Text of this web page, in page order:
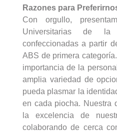
Razones para
Con orgullo,
Universitarias de
confeccionadas a partir
ABS de primera
importancia de la
amplia variedad de
pueda plasmar la
en cada piocha. Nuestra
la excelencia de
colaborando de cerca